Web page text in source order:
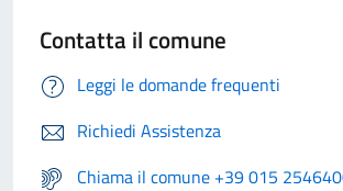
Contatta il comune
Leggi le domande frequenti
Richiedi Assistenza
Chiama il comune +39 015